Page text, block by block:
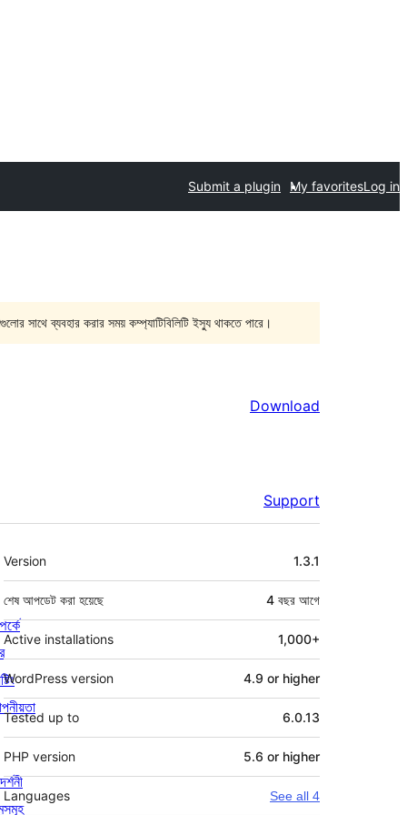
Submit a plugin My favoritesLog in
সাথে ব্যবহার করার সময় কম্প্যাটিবিলিটি ইস্যু থাকতে পারে।
Download
Support
মেটা
Version 1.3.1
শেষ আপডেট করা হয়েছে 4 বছর আগে
Active installations 1,000+
WordPress version 4.9 or higher
Tested up to 6.0.13
PHP version 5.6 or higher
Languages See all 4